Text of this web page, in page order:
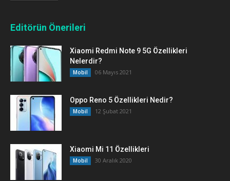
Editörün Önerileri
Xiaomi Redmi Note 9 5G Özellikleri
Nelerdir?
Mobil 06 Mayıs 2021
Oppo Reno 5 Özellikleri Nedir?
Mobil 12 Şubat 2021
Xiaomi Mi 11 Özellikleri
Mobil 30 Aralık 2020